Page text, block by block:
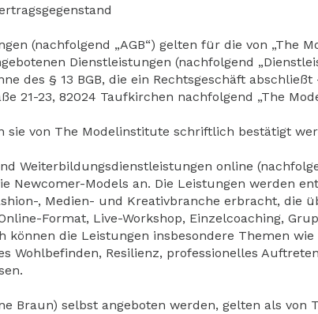
(nachfolgend „AGB“) gelten für die von „The
Dienstleistungen (nachfolgend
des § 13 BGB, die ein Rechtsgeschäft
21-23, 82024 Taufkirchen nachfolgend „The
von The Modelinstitute schriftlich bestätigt
Weiterbildungsdienstleistungen online
Newcomer-Models an. Die Leistungen werden
, Medien- und Kreativbranche erbracht, die
Format, Live-Workshop, Einzelcoaching,
die Leistungen insbesondere Themen
Wohlbefinden, Resilienz, professionelles
Braun) selbst angeboten werden, gelten als von